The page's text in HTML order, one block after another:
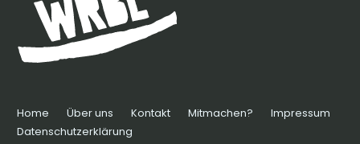
Home Über uns Kontakt Mitmachen?
Impressum
Datenschutzerklärung